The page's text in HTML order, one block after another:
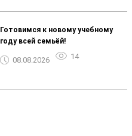
Готовимся к новому учебному
году всей семьёй!
08.08.2026 14